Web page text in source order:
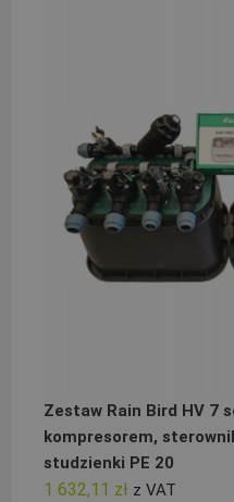
Zestaw Rain Bird HV 7
kompresorem,
studzienki PE 20
1 632,11 zł z VAT